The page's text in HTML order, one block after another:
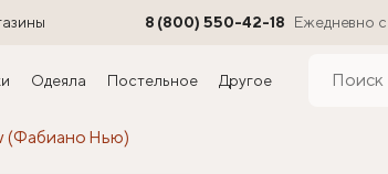
8 (800) 550-42-18 Ежедневно
Одеяла Постельное Другое
(Фабиано Нью)